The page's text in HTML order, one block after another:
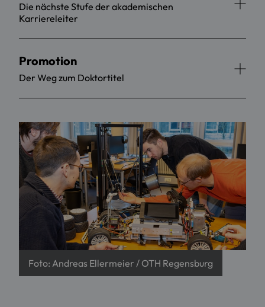
Die nächste Stufe der akademischen
Karriereleiter
Promotion
Der Weg zum Doktortitel
Foto: Andreas Ellermeier / OTH Regensburg